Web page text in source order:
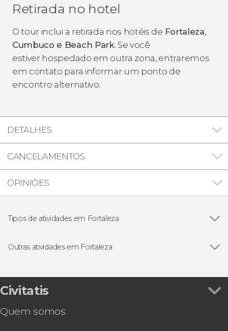
Retirada no hotel
O tour inclui a retirada nos hotéis de Fortaleza,
Cumbuco e Beach Park. Se você
estiver hospedado em outra zona, entraremos
em contato para informar um ponto de
encontro alternativo.
DETALHES
CANCELAMENTOS
OPINIÕES
Tipos de atividades em Fortaleza
Visitas guiadas e free tours
Outras atividades em Fortaleza
Civitatis
Quem somos